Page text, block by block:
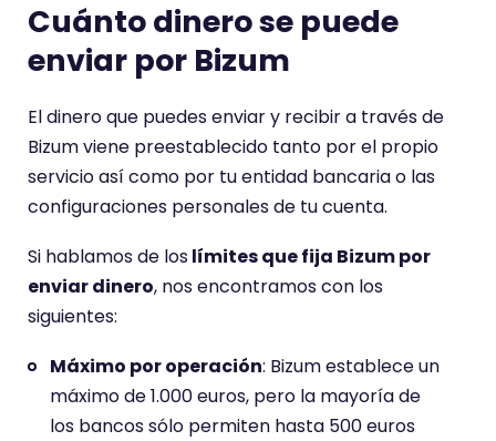
Cuánto dinero se puede
enviar por Bizum
El dinero que puedes enviar y recibir a través de
Bizum viene preestablecido tanto por el propio
servicio así como por tu entidad bancaria o las
configuraciones personales de tu cuenta.
Si hablamos de loslímites que fija Bizum por
enviar dinero, nos encontramos con los
siguientes:
Máximo por operación: Bizum establece un
máximo de 1.000 euros, pero la mayoría de
los bancos sólo permiten hasta 500 euros